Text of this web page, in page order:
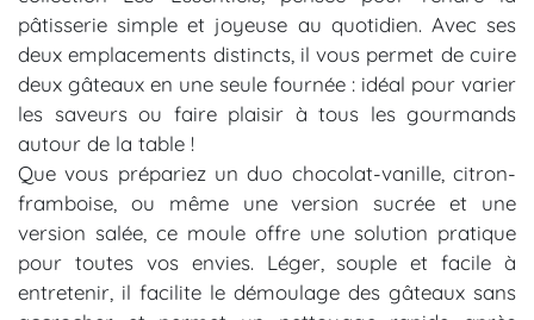
pâtisserie simple et joyeuse au quotidien. Avec ses
deux emplacements distincts, il vous permet de cuire
deux gâteaux en une seule fournée : idéal pour varier
les saveurs ou faire plaisir à tous les gourmands
autour de la table !
Que vous prépariez un duo chocolat-vanille, citron-
framboise, ou même une version sucrée et une
version salée, ce moule offre une solution pratique
pour toutes vos envies. Léger, souple et facile à
entretenir, il facilite le démoulage des gâteaux sans